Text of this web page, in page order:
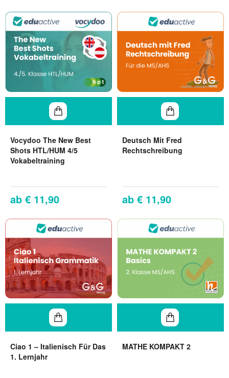
Vocydoo The New Best
Shots HTL/HUM 4/5
Vokabeltraining
€ 11,90
Deutsch Mit Fred
Rechtschreibung
€ 11,90
Ciao 1 – Italienisch Für Das
1. Lernjahr
MATHE KOMPAKT 2